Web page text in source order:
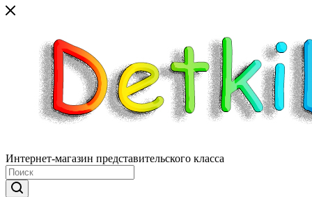
Интернет-магазин представительского класса